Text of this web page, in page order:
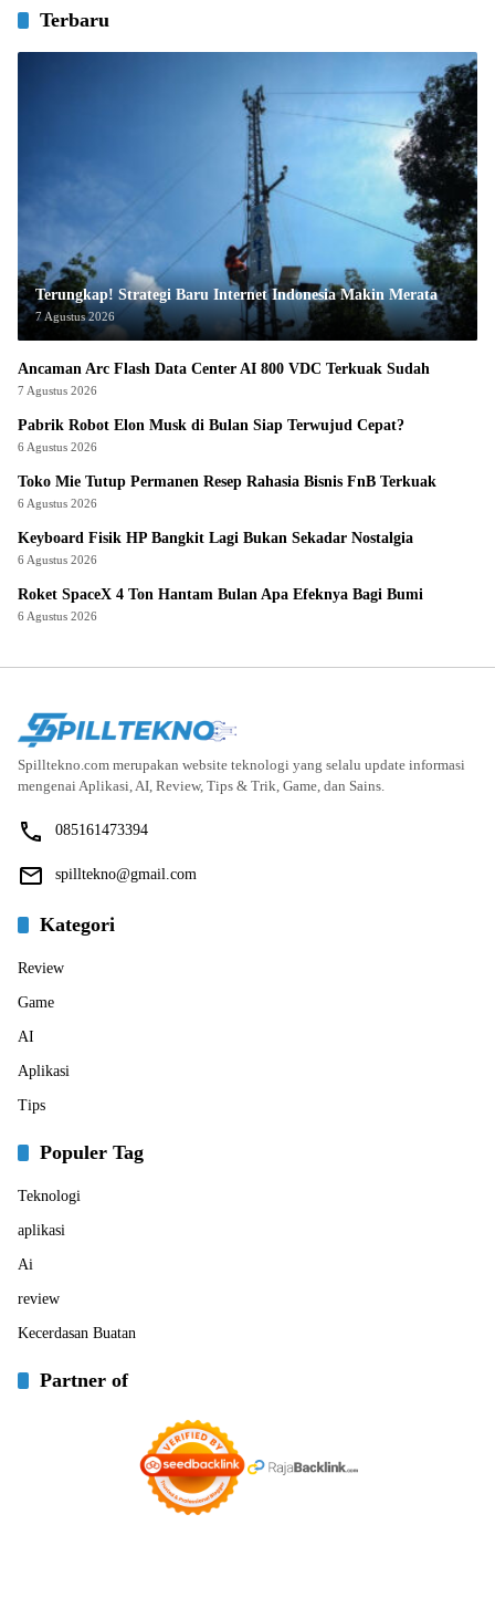
Terbaru
Terungkap! Strategi Baru Internet Indonesia Makin Merata
7 Agustus 2026
Ancaman Arc Flash Data Center AI 800 VDC Terkuak Sudah
7 Agustus 2026
Pabrik Robot Elon Musk di Bulan Siap Terwujud Cepat?
6 Agustus 2026
Toko Mie Tutup Permanen Resep Rahasia Bisnis FnB Terkuak
6 Agustus 2026
Keyboard Fisik HP Bangkit Lagi Bukan Sekadar Nostalgia
6 Agustus 2026
Roket SpaceX 4 Ton Hantam Bulan Apa Efeknya Bagi Bumi
6 Agustus 2026
Spilltekno.com merupakan website teknologi yang selalu update informasi
mengenai Aplikasi, AI, Review, Tips & Trik, Game, dan Sains.
085161473394
spilltekno@gmail.com
Kategori
Review
Game
AI
Aplikasi
Tips
Populer Tag
Teknologi
aplikasi
Ai
review
Kecerdasan Buatan
Partner of